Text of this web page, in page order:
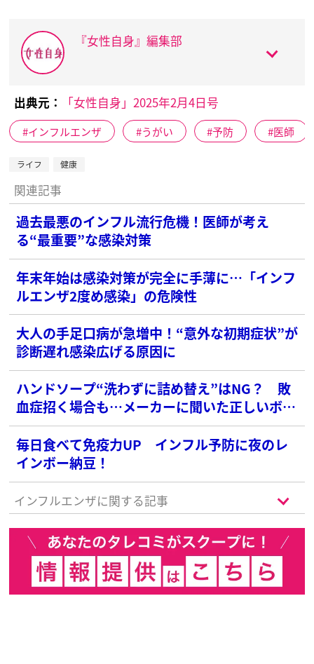
『女性自身』編集部
出典元： 「女性自身」2025年2月4日号
インフルエンザ うがい 予防 医師
ライフ 健康
関連記事
過去最悪のインフル流行危機！医師が考え
る“最重要”な感染対策
年末年始は感染対策が完全に手薄に…「インフ
ルエンザ2度め感染」の危険性
大人の手足口病が急増中！“意外な初期症状”が
診断遅れ感染広げる原因に
ハンドソープ“洗わずに詰め替え”はNG？ 敗
血症招く場合も…メーカーに聞いた正しいボト
ルの管理ルール
毎日食べて免疫力UP インフル予防に夜のレ
インボー納豆！
インフルエンザに関する記事